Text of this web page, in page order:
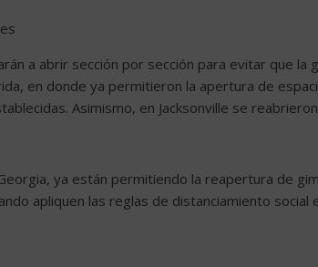
a abrir sección por sección para evitar que la
en donde ya permitieron la apertura de
Asimismo, en Jacksonville se
ya están permitiendo la reapertura de
apliquen las reglas de distanciamiento social